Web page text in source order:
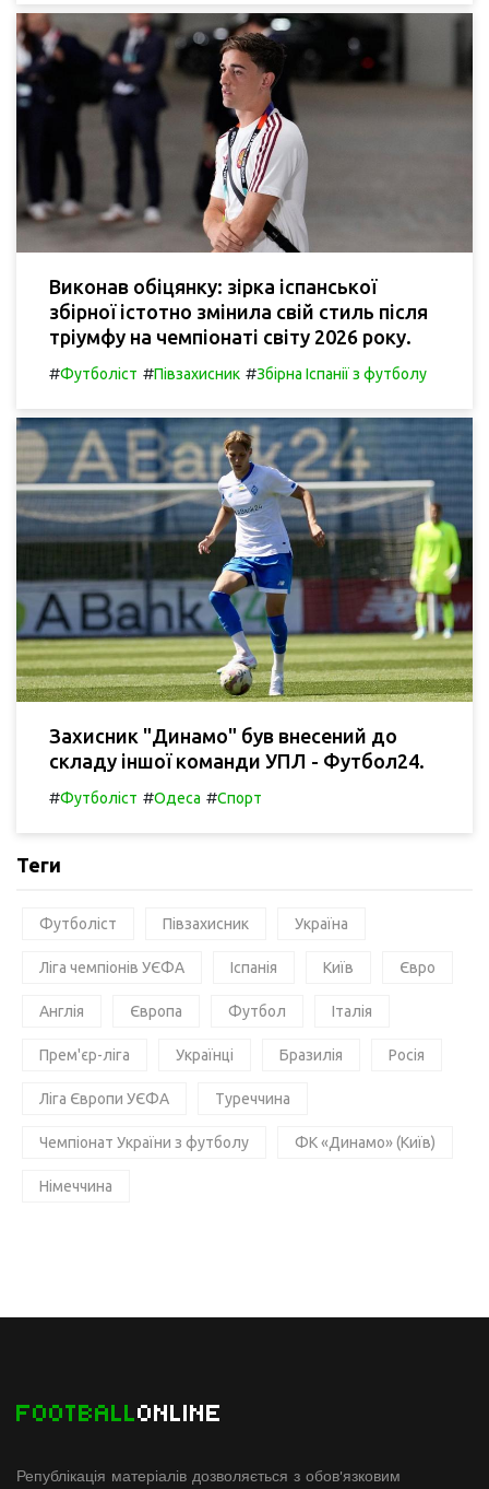
Виконав обіцянку: зірка іспанської
збірної істотно змінила свій стиль після
тріумфу на чемпіонаті світу 2026 року.
#Футболіст #Півзахисник #Збірна Іспанії з футболу
Захисник "Динамо" був внесений до
складу іншої команди УПЛ - Футбол24.
#Футболіст #Одеса #Спорт
Теги
Футболіст Півзахисник Україна
Ліга чемпіонів УЄФА Іспанія Київ Євро
Англія Європа Футбол Італія
Прем'єр-ліга Українці Бразилія Росія
Ліга Європи УЄФА Туреччина
Чемпіонат України з футболу ФК «Динамо» (Київ)
Німеччина
FOOTBALLONLINE
Републікація матеріалів дозволяється з обов'язковим